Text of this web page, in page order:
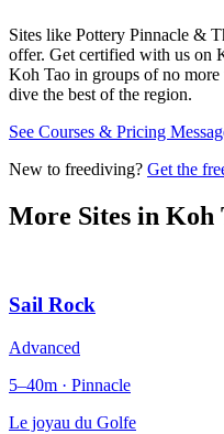
Sites like Pottery Pinnacle &
offer. Get certified with us on
Koh Tao in groups of no
dive the best of the region.
See Courses & Pricing
New to freediving? Get the
More Sites in Koh
Sail Rock
Advanced
5–40m · Pinnacle
Le joyau du Golfe